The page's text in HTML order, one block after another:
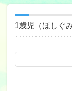
1歳児（ほしぐみ